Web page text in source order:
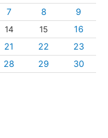
7 8 9
14 15 16
21 22 23
28 29
30